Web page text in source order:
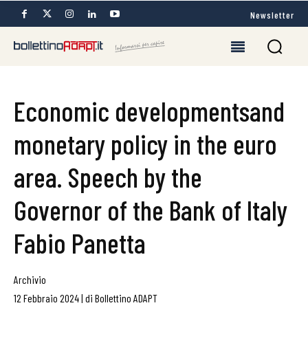
Newsletter
Economic developmentsand
monetary policy in the euro
area. Speech by the
Governor of the Bank of Italy
Fabio Panetta
Archivio
12 Febbraio 2024| di Bollettino ADAPT